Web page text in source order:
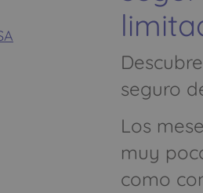
seguro
Los
muy
como